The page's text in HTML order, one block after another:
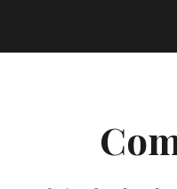
treści